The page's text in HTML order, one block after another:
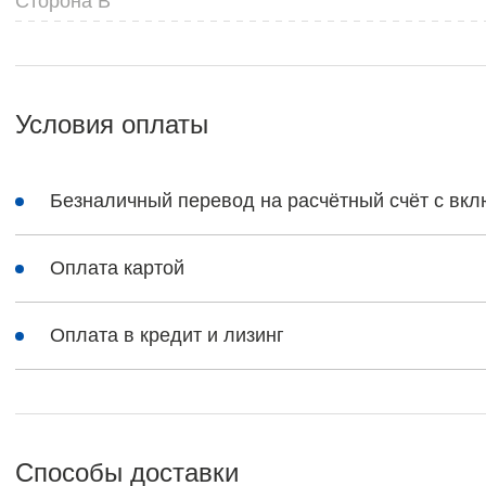
Условия оплаты
Безналичный перевод на расчётный счёт с
Оплата картой
Оплата в кредит и лизинг
Способы доставки